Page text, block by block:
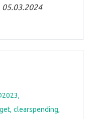
05.03.2024
clearspending